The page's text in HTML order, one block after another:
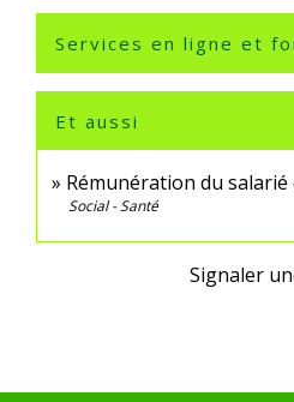
Services en ligne et
Et aussi
Rémunération du
Social - Santé
Signaler